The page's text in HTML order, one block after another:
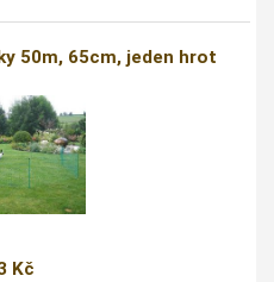
50m, 65cm, jeden hrot
Kč